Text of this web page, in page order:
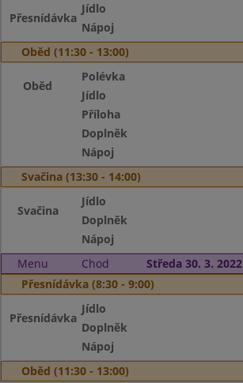
Přesnídávka
Jídlo
Nápoj
Oběd (11:30 - 13:00)
Oběd
Polévka
Jídlo
Příloha
Doplněk
Nápoj
Svačina (13:30 - 14:00)
Svačina
Jídlo
Doplněk
Nápoj
Menu
Chod
Středa 30. 3. 2022
Přesnídávka (8:30 - 9:00)
Přesnídávka
Jídlo
Doplněk
Nápoj
Oběd (11:30 - 13:00)